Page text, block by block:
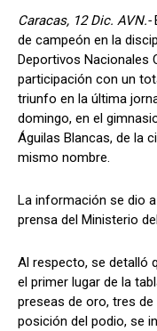
Caracas, 12 Dic. AVN.-
de campeón en la
Deportivos Nacionales
participación con un
triunfo en la última
domingo, en el
Águilas Blancas, de la
mismo nombre.
La información se dio
prensa del Ministerio
Al respecto, se detalló
el primer lugar de la
preseas de oro, tres de
posición del podio, se